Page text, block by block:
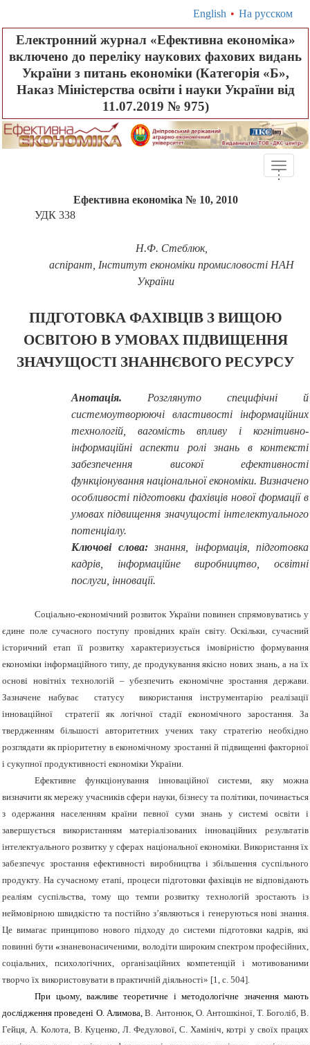
English • На русском
Електронний журнал «Ефективна економіка»
включено до переліку наукових фахових видань
України з питань економіки (Категорія «Б»,
Наказ Міністерства освіти і науки України від
11.07.2019 № 975)
Toggle
...
Ефективна економіка № 10, 2010
УДК 338
Н.Ф. Стеблюк,
аспірант, Інститут економіки промисловості НАН
України
ПІДГОТОВКА ФАХІВЦІВ З ВИЩОЮ
ОСВІТОЮ В УМОВАХ ПІДВИЩЕННЯ
ЗНАЧУЩОСТІ ЗНАННЄВОГО РЕСУРСУ
Анотація. Розглянуто специфічні й
системоутворюючі властивості інформаційних
технологій, вагомість впливу і когнітивно-
інформаційні аспекти ролі знань в контексті
забезпечення високої ефективності
функціонування національної економіки. Визначено
особливості підготовки фахівців нової формації в
умовах підвищення значущості інтелектуального
потенціалу.
Ключові слова:знання, інформація, підготовка
кадрів, інформаційне виробництво, освітні
послуги, інновації.
Соціально-економічний розвиток України повинен спрямовуватись у
єдине поле сучасного поступу провідних країн світу. Оскільки, сучасний
історичний етап її розвитку характеризується імовірністю формування
економіки інформаційного типу, де продукування якісно нових знань, а на їх
основі новітніх технологій – убезпечить економічне зростання держави.
Зазначене набуває статусу використання інструментарію реалізації
інноваційної стратегії як логічної стадії економічного заростання. За
твердженням більшості авторитетних учених таку стратегію необхідно
розглядати як пріоритетну в економічному зростанні й підвищенні факторної
і сукупної продуктивності економіки України.
Ефективне функціонування інноваційної системи, яку можна
визначити як мережу учасників сфери науки, бізнесу та політики, починається
з одержання населенням країни певної суми знань у системі освіти і
завершується використанням матеріалізованих інноваційних результатів
інтелектуального розвитку у сферах національної економіки. Використання їх
забезпечує зростання ефективності виробництва і збільшення суспільного
продукту. На сучасному етапі, процеси підготовки фахівців не відповідають
реаліям суспільства, тому що темпи розвитку технологій зростають із
неймовірною швидкістю та постійно з’являються і генеруються нові знання.
Це вимагає принципово нового підходу до системи підготовки кадрів, які
повинні бути «знаневонасиченими, володіти широким спектром професійних,
соціальних, психологічних, організаційних компетенцій і мотивованими
творчо їх використовувати в практичній діяльності» [1, с. 504].
При цьому, важливе теоретичне і методологічне значення мають
дослідження проведені О. Алимова,В. Антонюк, О. Антошкіної, Т. Боголіб, В.
Гейця, А. Колота, В. Куценко, Л. Федулової, С. Хамініч, котрі у своїх працях